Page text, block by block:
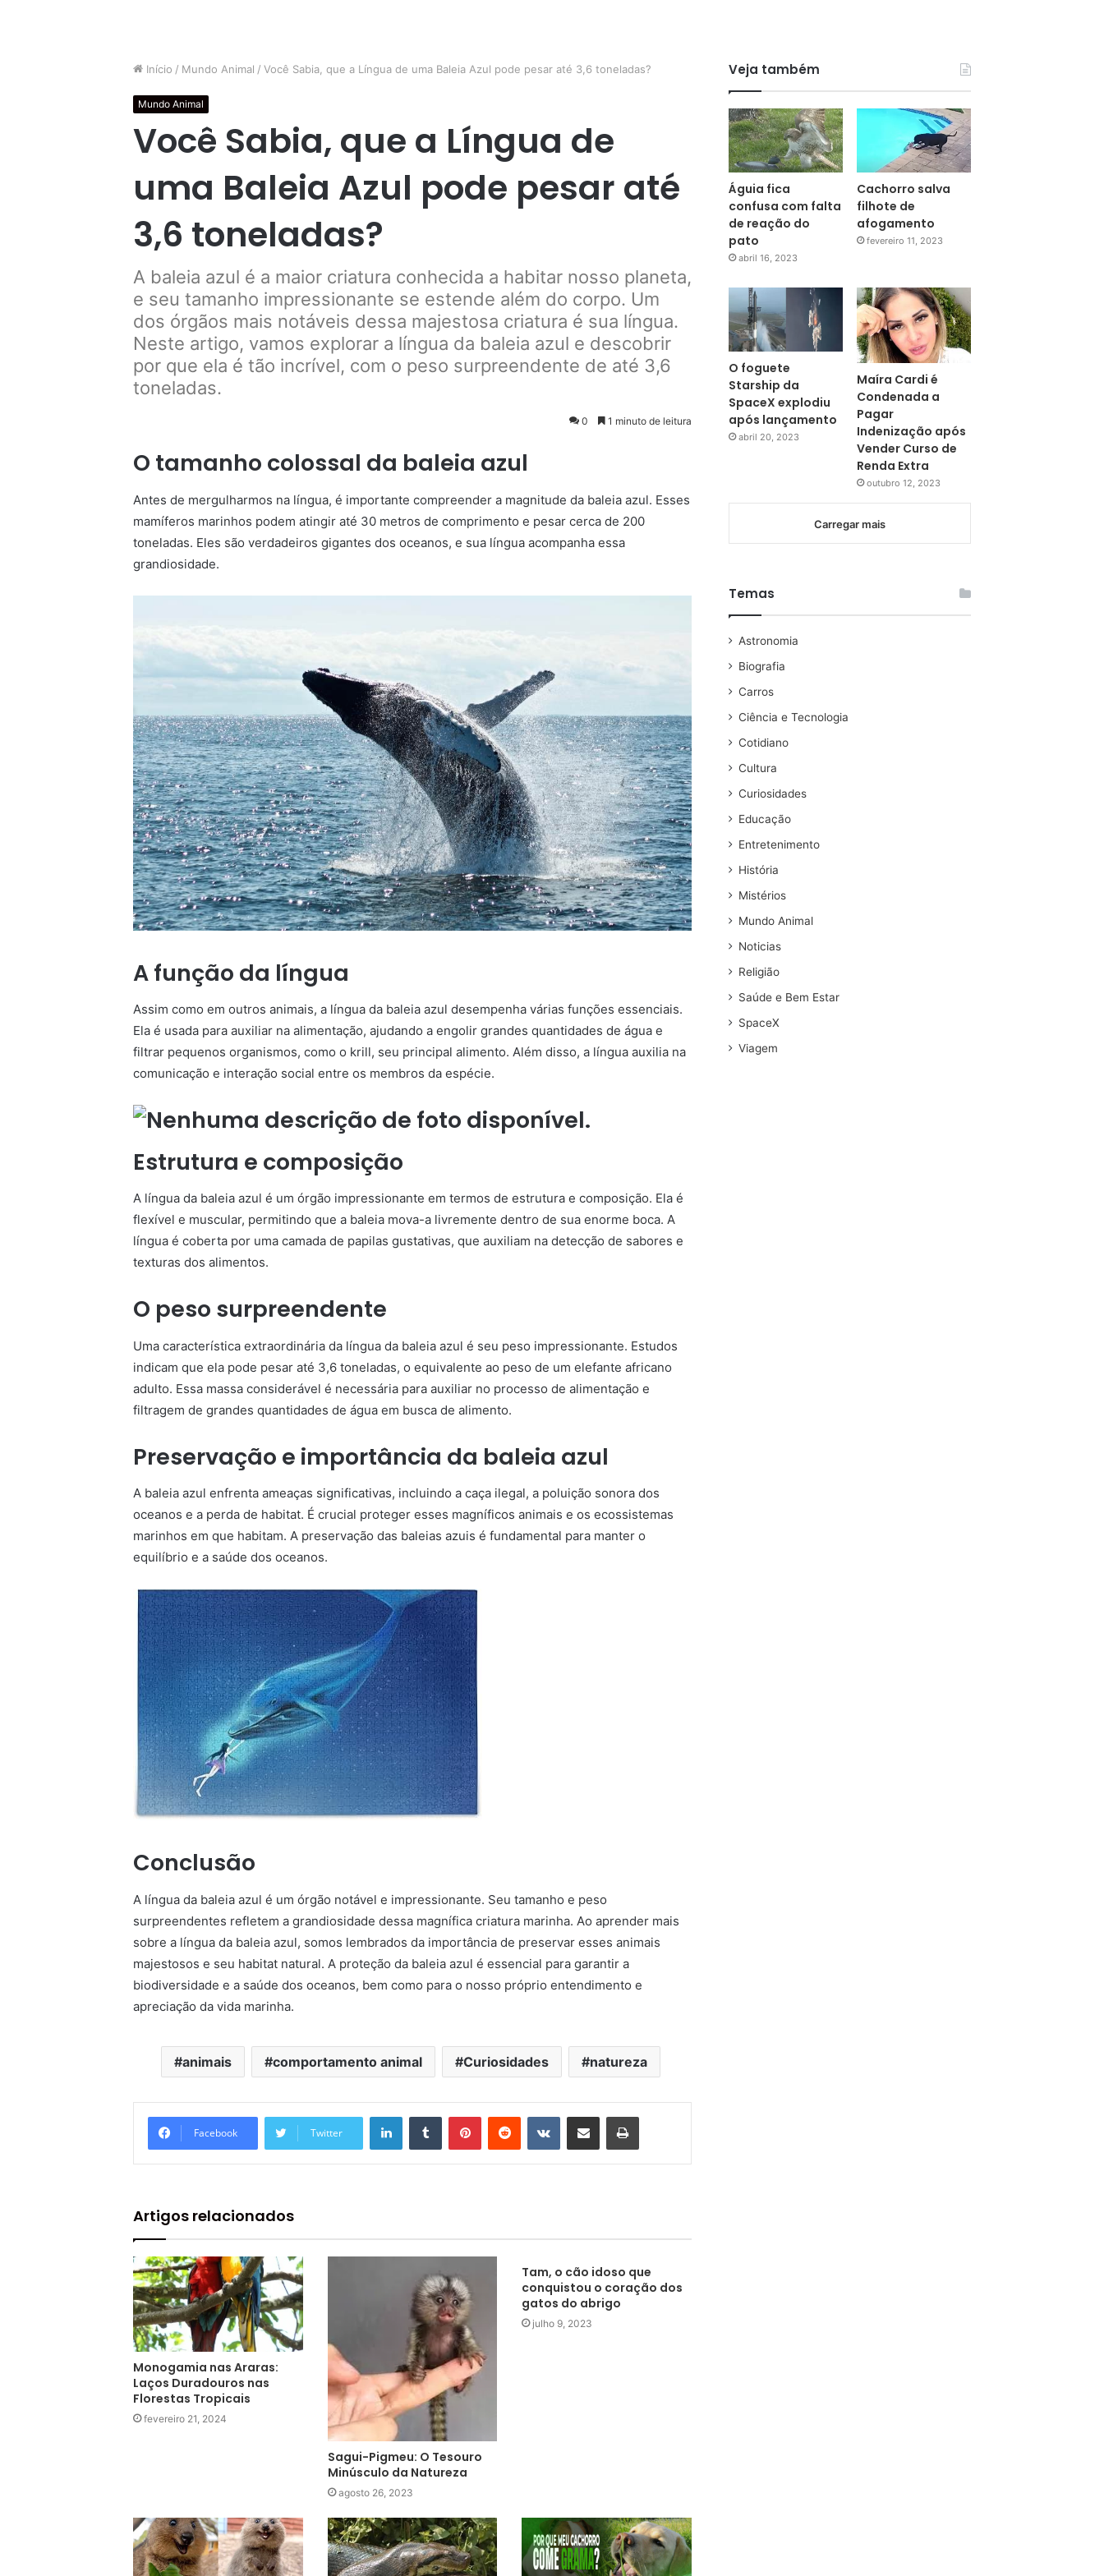
Início / Mundo Animal / Você Sabia, que a Língua de uma Baleia Azul pode pesar até 3,6 toneladas?
Mundo Animal
Você Sabia, que a Língua de
uma Baleia Azul pode pesar até
3,6 toneladas?
A baleia azul é a maior criatura conhecida a habitar nosso planeta,
e seu tamanho impressionante se estende além do corpo. Um
dos órgãos mais notáveis dessa majestosa criatura é sua língua.
Neste artigo, vamos explorar a língua da baleia azul e descobrir
por que ela é tão incrível, com o peso surpreendente de até 3,6
toneladas.
0 1 minuto de leitura
O tamanho colossal da baleia azul
Antes de mergulharmos na língua, é importante compreender a magnitude da baleia azul. Esses
mamíferos marinhos podem atingir até 30 metros de comprimento e pesar cerca de 200
toneladas. Eles são verdadeiros gigantes dos oceanos, e sua língua acompanha essa
grandiosidade.
A função da língua
Assim como em outros animais, a língua da baleia azul desempenha várias funções essenciais.
Ela é usada para auxiliar na alimentação, ajudando a engolir grandes quantidades de água e
filtrar pequenos organismos, como o krill, seu principal alimento. Além disso, a língua auxilia na
comunicação e interação social entre os membros da espécie.
Estrutura e composição
A língua da baleia azul é um órgão impressionante em termos de estrutura e composição. Ela é
flexível e muscular, permitindo que a baleia mova-a livremente dentro de sua enorme boca. A
língua é coberta por uma camada de papilas gustativas, que auxiliam na detecção de sabores e
texturas dos alimentos.
O peso surpreendente
Uma característica extraordinária da língua da baleia azul é seu peso impressionante. Estudos
indicam que ela pode pesar até 3,6 toneladas, o equivalente ao peso de um elefante africano
adulto. Essa massa considerável é necessária para auxiliar no processo de alimentação e
filtragem de grandes quantidades de água em busca de alimento.
Preservação e importância da baleia azul
A baleia azul enfrenta ameaças significativas, incluindo a caça ilegal, a poluição sonora dos
oceanos e a perda de habitat. É crucial proteger esses magníficos animais e os ecossistemas
marinhos em que habitam. A preservação das baleias azuis é fundamental para manter o
equilíbrio e a saúde dos oceanos.
Conclusão
A língua da baleia azul é um órgão notável e impressionante. Seu tamanho e peso
surpreendentes refletem a grandiosidade dessa magnífica criatura marinha. Ao aprender mais
sobre a língua da baleia azul, somos lembrados da importância de preservar esses animais
majestosos e seu habitat natural. A proteção da baleia azul é essencial para garantir a
biodiversidade e a saúde dos oceanos, bem como para o nosso próprio entendimento e
apreciação da vida marinha.
animais comportamento animal Curiosidades natureza
Facebook Twitter
Artigos relacionados
Monogamia nas Araras:
Laços Duradouros nas
Florestas Tropicais
fevereiro 21, 2024
Sagui-Pigmeu: O Tesouro
Minúsculo da Natureza
agosto 26, 2023
Tam, o cão idoso que
conquistou o coração dos
gatos do abrigo
julho 9, 2023
Veja também
Águia fica
confusa com falta
de reação do
pato
abril 16, 2023
Cachorro salva
filhote de
afogamento
fevereiro 11, 2023
O foguete
Starship da
SpaceX explodiu
após lançamento
abril 20, 2023
Maíra Cardi é
Condenada a
Pagar
Indenização após
Vender Curso de
Renda Extra
outubro 12, 2023
Carregar mais
Temas
Astronomia
Biografia
Carros
Ciência e Tecnologia
Cotidiano
Cultura
Curiosidades
Educação
Entretenimento
História
Mistérios
Mundo Animal
Noticias
Religião
Saúde e Bem Estar
SpaceX
Viagem